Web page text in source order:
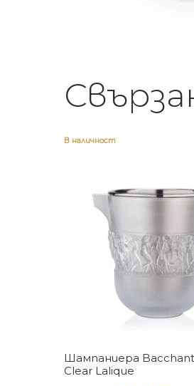
В наличност
Купи
Шампаниера
Clear Lalique